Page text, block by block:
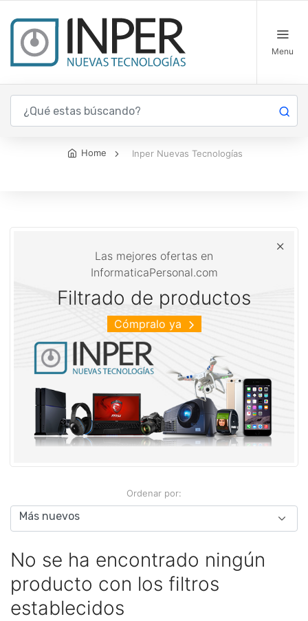
Menu
Inper Nuevas Tecnologías
Home Inper Nuevas Tecnologías
Las mejores ofertas en
InformaticaPersonal.com
Filtrado de productos
Cómpralo ya
Ordenar por:
No se ha encontrado ningún
producto con los filtros
establecidos